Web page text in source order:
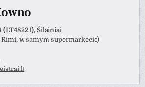
(LT48221), Šilainiai
w samym supermarkecie)